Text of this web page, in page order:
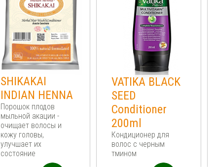
SHIKAKAI
INDIAN HENNA
Порошок плодов
мыльной акации -
очищает волосы и
кожу головы,
улучшает их
состояние
VATIKA BLACK
SEED
Conditioner
200ml
Кондиционер для
волос с черным
тмином